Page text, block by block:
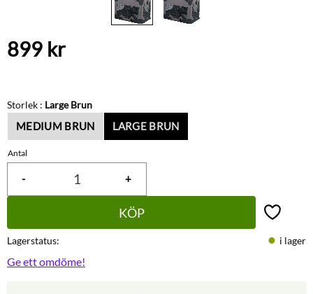
899 kr
Storlek : Large Brun
MEDIUM BRUN LARGE BRUN
Antal
+
-
KÖP Lägg till
Lagerstatus i lager
Ge ett omdöme!